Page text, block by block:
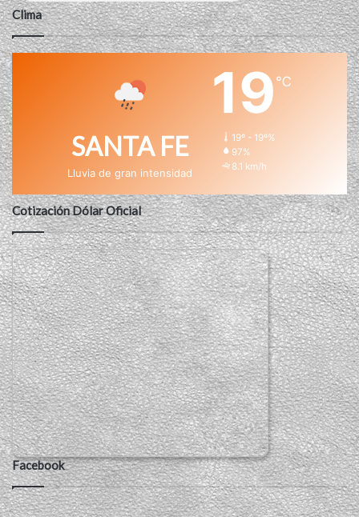
Clima
SANTA FE
Lluvia de gran intensidad
19℃
19º - 19º%
97%
8.1 km/h
Cotización Dólar Oficial
Facebook